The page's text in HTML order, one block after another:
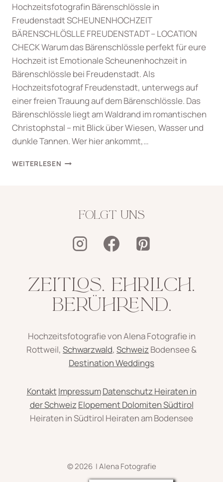
Hochzeitsfotografin Bärenschlössle in
Freudenstadt SCHEUNENHOCHZEIT
BÄRENSCHLÖSLLE FREUDENSTADT – LOCATION
CHECK Warum das Bärenschlössle perfekt für eure
Hochzeit ist Emotionale Scheunenhochzeit in
Bärenschlössle bei Freudenstadt. Als
Hochzeitsfotograf Freudenstadt, unterwegs auf
einer freien Trauung auf dem Bärenschlössle. Das
Bärenschlössle liegt am Waldrand im romantischen
Christophstal – mit Blick über Wiesen, Wasser und
dunkle Tannen. Wer hier ankommt,…
WEITERLESEN TRAUMHAFTE
FOLGT UNS
ZEITLOS. EHRLICH.
BERÜHREND.
Hochzeitsfotografie von Alena Fotografie in
Rottweil, Schwarzwald, Schweiz Bodensee &
Destination Weddings
KontaktImpressumDatenschutz Heiraten in
der Schweiz Elopement Dolomiten Südtirol
Heiraten in Südtirol Heiraten am Bodensee
© 2026 | Alena Fotografie